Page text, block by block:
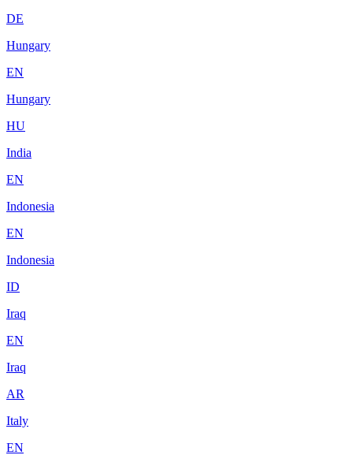
DE
Hungary
EN
Hungary
HU
India
EN
Indonesia
EN
Indonesia
ID
Iraq
EN
Iraq
AR
Italy
EN